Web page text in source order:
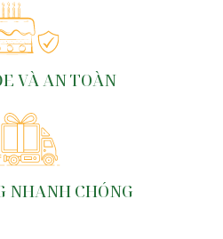
VÀ AN TOÀN
NHANH CHÓNG